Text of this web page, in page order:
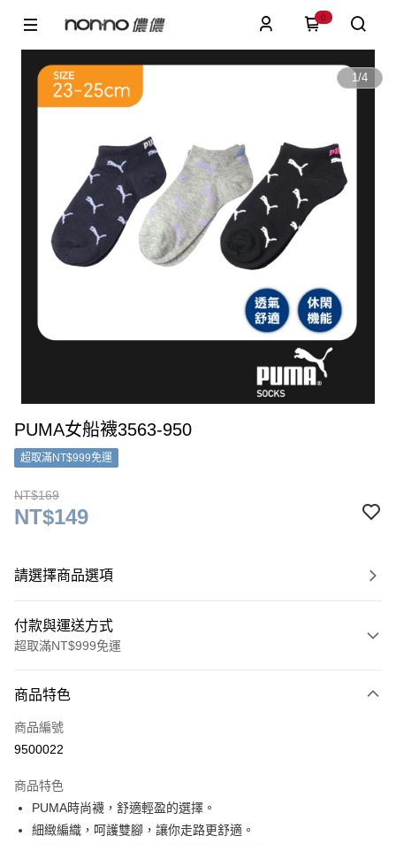
0
1/4
PUMA女船襪3563-950
超取滿NT$999免運
NT$169
NT$149
請選擇商品選項
付款與運送方式
超取滿NT$999免運
信用卡一次付款
超商取貨付款
Apple Pay
街口支付
商品特色
商品編號
9500022
商品特色
PUMA時尚襪，舒適輕盈的選擇。
細緻編織，呵護雙腳，讓你走路更舒適。